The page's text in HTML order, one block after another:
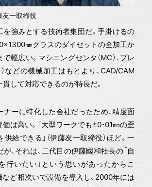
友一取締役
を強みとする技術者集団だ。手掛けるの
㎜クラスのダイセットの全加工か
幅広い。マシニングセンタ（MC）、プレ
などの機械加工はもとより、CAD/CAM
して対応できるのが特長だ。
ーに特化した会社だったため、精度面
は高い。「大型ワークでも±0・01㎜の歪
給できる」（伊藤友一取締役）ほど。一
、それは、二代目の伊藤國和社長の「自
行いたい」という思いがあったからこ
など相次いで設備を導入し、2000年には